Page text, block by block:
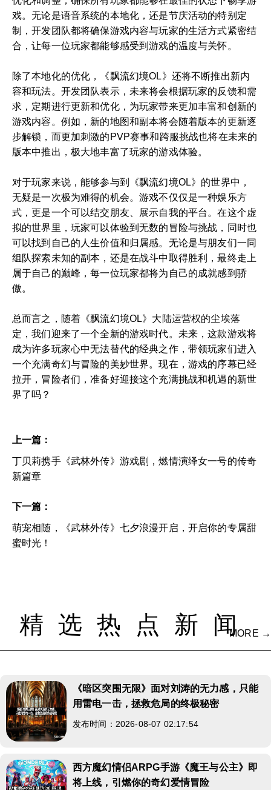
戏。无论是语音系统的本地化，还是节庆活动的特别定
制，开发团队都将确保游戏内容与玩家的生活方式紧密结
合，让每一位玩家都能够感受到游戏的温度与关怀。
除了本地化的优化，《飘流幻境OL》还将不断推出新内
容和玩法。开发团队表示，未来将会根据玩家的反馈和需
求，定期进行更新和优化，为玩家带来更加丰富和创新的
游戏内容。例如，新的地图和副本将会随着版本的更新逐
步解锁，而更加刺激的PVP赛事和跨服挑战也将在未来的
版本中推出，极大地丰富了玩家的游戏体验。
对于玩家来说，能够参与到《飘流幻境OL》的世界中，
无疑是一次极为难得的机会。游戏不仅仅是一种娱乐方
式，更是一个可以结交朋友、展示自我的平台。在这个虚
拟的世界里，玩家可以体验到无数的冒险与挑战，同时也
可以找到自己的人生价值和归属感。无论是与朋友们一同
组队探索未知的副本，还是在战斗中取得胜利，最终走上
属于自己的巅峰，每一位玩家都将为自己的成就感到骄
傲。
总而言之，随着《飘流幻境OL》大陆运营权的尘埃落
定，我们迎来了一个全新的游戏时代。未来，这款游戏将
成为许多玩家心中无法替代的经典之作，带领玩家们进入
一个充满奇幻与冒险的美妙世界。现在，游戏的序幕已经
拉开，冒险者们，准备好迎接这个充满挑战和机遇的新世
界了吗？
上一篇：
丁贝莉携手《武林外传》游戏剧，燃情演绎女一号的传奇
新篇章
下一篇：
萌宠相随，《武林外传》七夕浪漫开启，开启你的专属甜
蜜时光！
精选热点新闻
MORE →
《暗区突围无限》面对刘涛的无力感，只能
用雷电一击，拯救危局的终极秘密
发布时间：2026-08-07 02:17:54
西方魔幻情侣ARPG手游《魔王与公主》即
将上线，引燃你的奇幻爱情冒险